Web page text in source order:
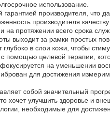
использование.
производителя, что
производителя
на протяжении всего срока
выходит за рамки простых
глубоко в слои кожи, чтобы
помощью целевой терапии,
фокусируется на уменьшении
для достижения
собой значительный
хочет улучшить здоровье и
необходимые для